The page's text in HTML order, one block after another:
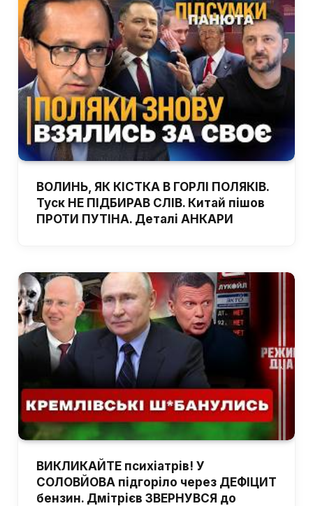
ВОЛИНЬ, ЯК КІСТКА В ГОРЛІ ПОЛЯКІВ.
Туск НЕ ПІДБИРАВ СЛІВ. Китай пішов
ПРОТИ ПУТІНА. Деталі АНКАРИ
ВИКЛИКАЙТЕ психіатрів! У
СОЛОВЙОВА підгоріло через ДЕФІЦИТ
бензин. Дмітрієв ЗВЕРНУВСЯ до